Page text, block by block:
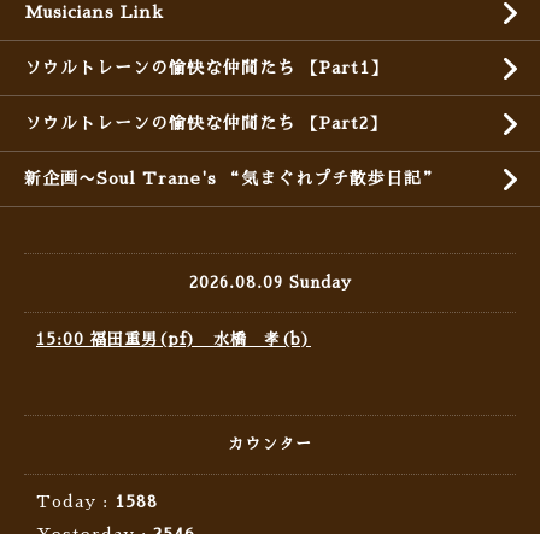
Musicians Link
ソウルトレーンの愉快な仲間たち 【Part1】
ソウルトレーンの愉快な仲間たち 【Part2】
新企画〜Soul Trane's “気まぐれプチ散歩日記”
2026.08.09 Sunday
15:00 福田重男(pf) 水橋 孝(b)
カウンター
Today :
1588